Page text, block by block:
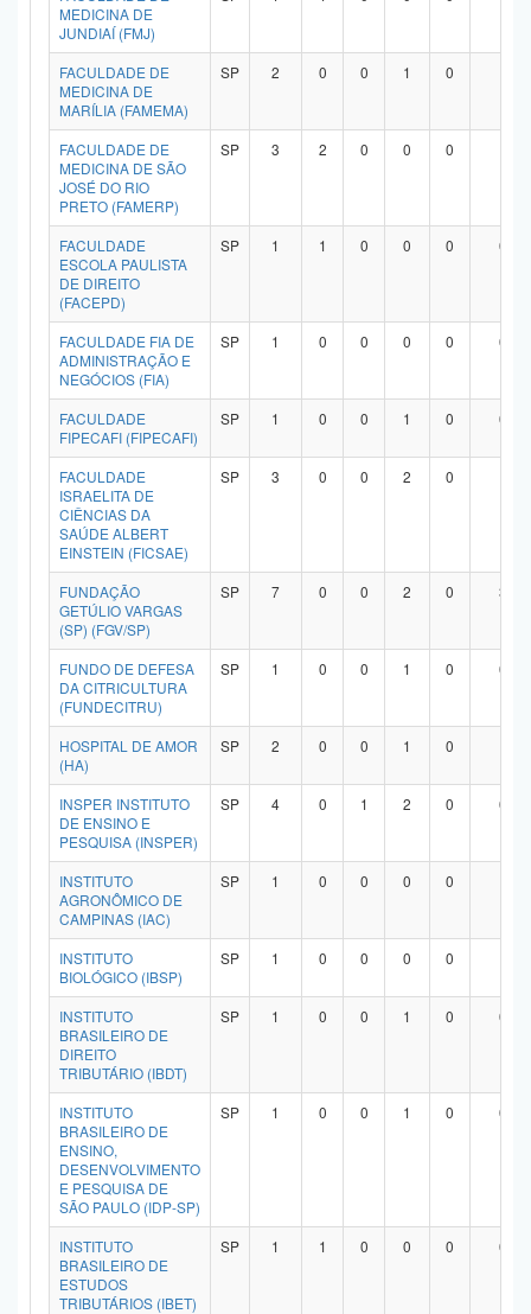
MEDICINA DE
JUNDIAÍ (FMJ)
FACULDADE DE
MEDICINA DE
MARÍLIA (FAMEMA)
SP 2 0 0 1 0
FACULDADE DE
MEDICINA DE SÃO
JOSÉ DO RIO
PRETO (FAMERP)
SP 3 2 0 0 0
FACULDADE
ESCOLA PAULISTA
DE DIREITO
(FACEPD)
SP 1 1 0 0 0 0
FACULDADE FIA DE
ADMINISTRAÇÃO E
NEGÓCIOS (FIA)
SP 1 0 0 0 0 0
FACULDADE
FIPECAFI (FIPECAFI)
SP 1 0 0 1 0 0
FACULDADE
ISRAELITA DE
CIÊNCIAS DA
SAÚDE ALBERT
EINSTEIN (FICSAE)
SP 3 0 0 2 0
FUNDAÇÃO
GETÚLIO VARGAS
(SP) (FGV/SP)
SP 7 0 0 2 0 3
FUNDO DE DEFESA
DA CITRICULTURA
(FUNDECITRU)
SP 1 0 0 1 0 0
HOSPITAL DE AMOR
(HA)
SP 2 0 0 1 0
INSPER INSTITUTO
DE ENSINO E
PESQUISA (INSPER)
SP 4 0 1 2 0 0
INSTITUTO
AGRONÔMICO DE
CAMPINAS (IAC)
SP 1 0 0 0 0
INSTITUTO
BIOLÓGICO (IBSP)
SP 1 0 0 0 0
INSTITUTO
BRASILEIRO DE
DIREITO
TRIBUTÁRIO (IBDT)
SP 1 0 0 1 0 0
INSTITUTO
BRASILEIRO DE
ENSINO,
DESENVOLVIMENTO
E PESQUISA DE
SÃO PAULO (IDP-SP)
SP 1 0 0 1 0 0
INSTITUTO
BRASILEIRO DE
ESTUDOS
TRIBUTÁRIOS (IBET)
SP 1 1 0 0 0 0